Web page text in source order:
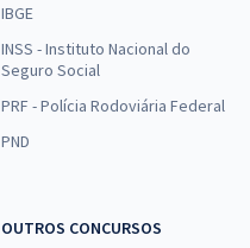
IBGE
INSS - Instituto Nacional do
Seguro Social
PRF - Polícia Rodoviária Federal
PND
OUTROS CONCURSOS